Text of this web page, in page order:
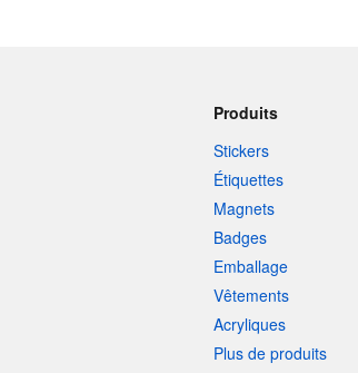
Produits
Stickers
Étiquettes
Magnets
Badges
Emballage
Vêtements
Acryliques
Plus de produits